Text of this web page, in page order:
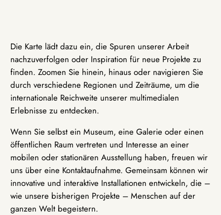
Die Karte lädt dazu ein, die Spuren unserer Arbeit
nachzuverfolgen oder Inspiration für neue Projekte zu
finden. Zoomen Sie hinein, hinaus oder navigieren Sie
durch verschiedene Regionen und Zeiträume, um die
internationale Reichweite unserer multimedialen
Erlebnisse zu entdecken.
Wenn Sie selbst ein Museum, eine Galerie oder einen
öffentlichen Raum vertreten und Interesse an einer
mobilen oder stationären Ausstellung haben, freuen wir
uns über eine Kontaktaufnahme. Gemeinsam können wir
innovative und interaktive Installationen entwickeln, die –
wie unsere bisherigen Projekte – Menschen auf der
ganzen Welt begeistern.